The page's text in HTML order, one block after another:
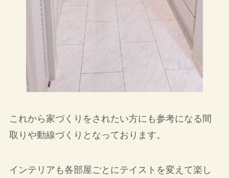
これから家づくりをされたい方にも参考になる間
取りや動線づくりとなっております。
インテリアも各部屋ごとにテイストを変えて楽し